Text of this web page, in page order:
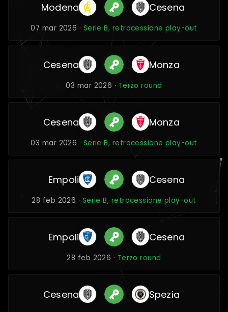
Modena Cesena
07 mar 2026 · Serie B, retrocessione play-out
Cesena Monza
03 mar 2026 · Terzo round
Cesena Monza
03 mar 2026 · Serie B, retrocessione play-out
Empoli Cesena
28 feb 2026 · Serie B, retrocessione play-out
Empoli Cesena
28 feb 2026 · Terzo round
Cesena Spezia